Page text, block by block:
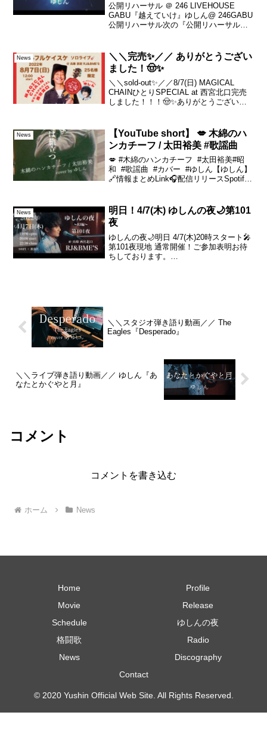
公開リハーサル ＠ 246 LIVEHOUSE
GABU『越えていけ』ゆしん@ 246GABU
公開リハーサル次の『公開リハーサル』
📌2022年10月13日(木)＠ 大...
News
＼＼完売✨／／ ありがとうござい
ました！🤠✨
＼＼sold-out✨／／8/7(日) MAGICAL
CHAINひとりSPECIAL at 西宮北口完売
しました！！！🤠✨ありがとうございま
セルが全く出ない可能性もご...
News
【YouTube short】 💋 木綿のハ
ンカチーフ / 太田裕美 #歌謡曲
💋 #木綿のハンカチーフ #太田裕美#昭
和 #歌謡曲 #カバー #ゆしん【ゆしん】
🔗情報まとめLink🎧配信リリースSpotify,
News
明日！4/7(木) ゆしんの夜🌙第101
夜
ゆしんの夜🌙明日 4/7(木)20時スタート🎤
第101夜現地 通常開催！ご参加表明お待
ちしております。
＼＼スタジオ弾き語り動画／／ The
Eagles『Desperado』
＼＼ライブ弾き語り動画／／ ゆしん『あ
なたとかぐやと月』
コメント
コメントを書き込む
ホーム News
Home
Profile
Movie
Release
Schedule
ゆしんの夜
格闘歌
Radio
News
Discography
Contact
© 2020 Yushin Official Web Site. All Rights Reserved.